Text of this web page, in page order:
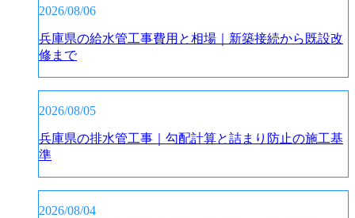
2026/08/06
兵庫県の給水管工事費用と相場｜新築接続から既設改
修まで
2026/08/05
兵庫県の排水管工事｜勾配計算と詰まり防止の施工基
準
2026/08/04